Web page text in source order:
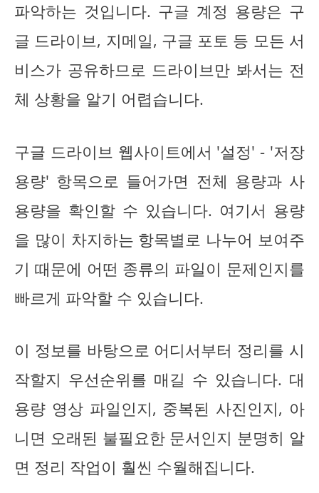
파악하는 것입니다. 구글 계정 용량은 구
글 드라이브, 지메일, 구글 포토 등 모든 서
비스가 공유하므로 드라이브만 봐서는 전
체 상황을 알기 어렵습니다.
구글 드라이브 웹사이트에서 '설정' - '저장
용량' 항목으로 들어가면 전체 용량과 사
용량을 확인할 수 있습니다. 여기서 용량
을 많이 차지하는 항목별로 나누어 보여주
기 때문에 어떤 종류의 파일이 문제인지를
빠르게 파악할 수 있습니다.
이 정보를 바탕으로 어디서부터 정리를 시
작할지 우선순위를 매길 수 있습니다. 대
용량 영상 파일인지, 중복된 사진인지, 아
니면 오래된 불필요한 문서인지 분명히 알
면 정리 작업이 훨씬 수월해집니다.